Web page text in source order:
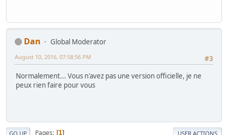
Dan
Global Moderator
#3
August 10, 2016, 07:58:56 PM
Normalement... Vous n'avez pas une version officielle, je ne
peux rien faire pour vous
GO UP Pages 1 USER ACTIONS